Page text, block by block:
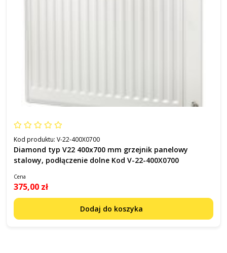
Kod produktu: V-22-400X0700
Diamond typ V22 400x700 mm grzejnik panelowy
stalowy, podłączenie dolne Kod V-22-400X0700
Cena
375,00 zł
Dodaj do koszyka